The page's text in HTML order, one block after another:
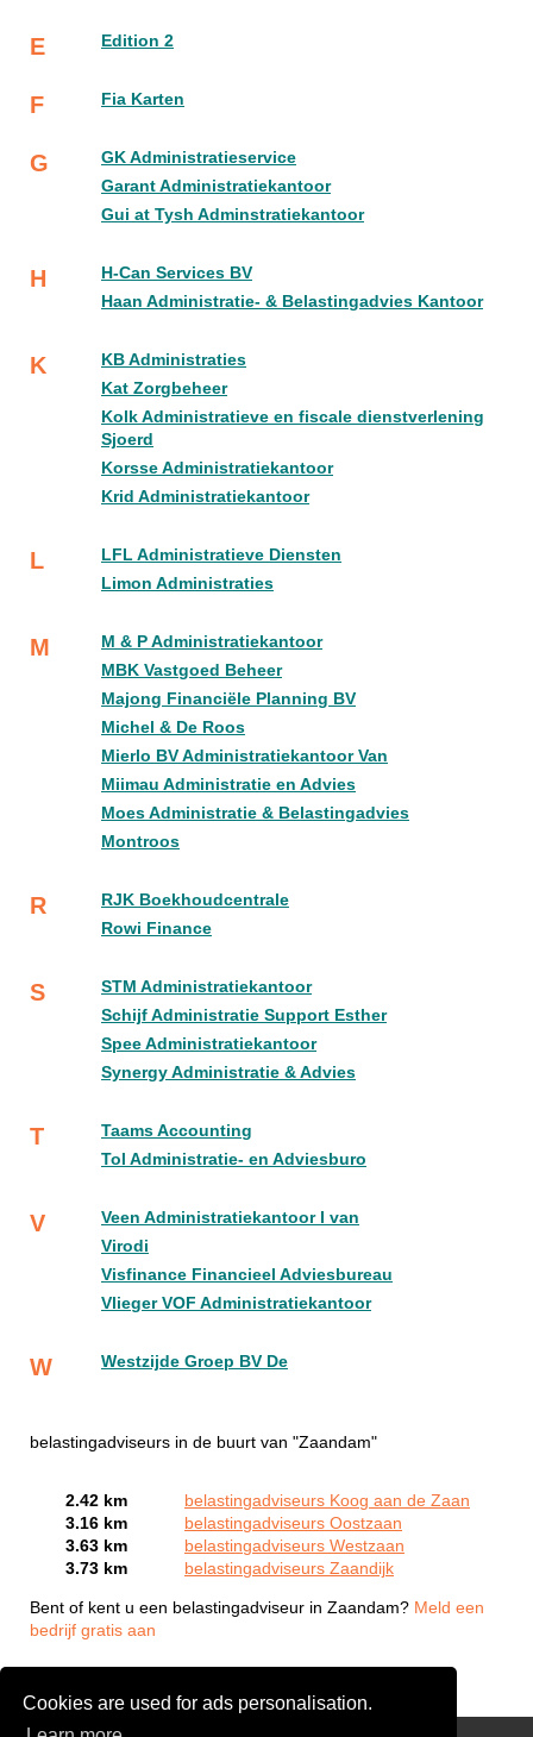
Cookies are used for ads personalisation.
E Edition 2
F Fia Karten
G
GK Administratieservice
Garant Administratiekantoor
Gui at Tysh Adminstratiekantoor
H
H-Can Services BV
Haan Administratie- & Belastingadvies Kantoor
K
KB Administraties
Kat Zorgbeheer
Kolk Administratieve en fiscale dienstverlening
Sjoerd
Korsse Administratiekantoor
Krid Administratiekantoor
L
LFL Administratieve Diensten
Limon Administraties
M
M & P Administratiekantoor
MBK Vastgoed Beheer
Majong Financiële Planning BV
Michel & De Roos
Mierlo BV Administratiekantoor Van
Miimau Administratie en Advies
Moes Administratie & Belastingadvies
Montroos
R
RJK Boekhoudcentrale
Rowi Finance
S
STM Administratiekantoor
Schijf Administratie Support Esther
Spee Administratiekantoor
Synergy Administratie & Advies
T
Taams Accounting
Tol Administratie- en Adviesburo
V
Veen Administratiekantoor I van
Virodi
Visfinance Financieel Adviesbureau
Vlieger VOF Administratiekantoor
W Westzijde Groep BV De
belastingadviseurs in de buurt van "Zaandam"
2.42 km
belastingadviseurs Koog aan de Zaan
3.16 km
belastingadviseurs Oostzaan
3.63 km
belastingadviseurs Westzaan
3.73 km
belastingadviseurs Zaandijk
Bent of kent u een belastingadviseur in Zaandam? Meld een
bedrijf gratis aan